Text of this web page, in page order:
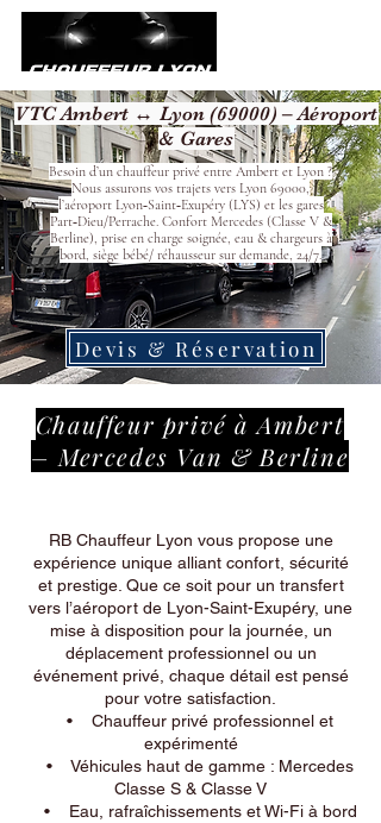
VTC Ambert ↔ Lyon (69000) – Aéroport
& Gares
Besoin d’un chauffeur privé entre Ambert et Lyon ?
Nous assurons vos trajets vers Lyon 69000,
l’aéroport Lyon‑Saint‑Exupéry (LYS) et les gares
Part‑Dieu/Perrache. Confort Mercedes (Classe V &
Berline), prise en charge soignée, eau & chargeurs à
bord, siège bébé/ réhausseur sur demande, 24/7.
Devis & Réservation
Chauffeur privé à Ambert
– Mercedes Van & Berline
RB Chauffeur Lyon vous propose une
expérience unique alliant confort, sécurité
et prestige. Que ce soit pour un transfert
vers l’aéroport de Lyon-Saint-Exupéry, une
mise à disposition pour la journée, un
déplacement professionnel ou un
événement privé, chaque détail est pensé
pour votre satisfaction.
• Chauffeur privé professionnel et
expérimenté
• Véhicules haut de gamme : Mercedes
Classe S & Classe V
• Eau, rafraîchissements et Wi-Fi à bord